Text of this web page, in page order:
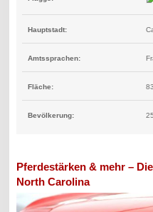
Hauptstadt:
Amtssprachen:
Fläche:
Bevölkerung:
Pferdestärken & mehr –
North Carolina